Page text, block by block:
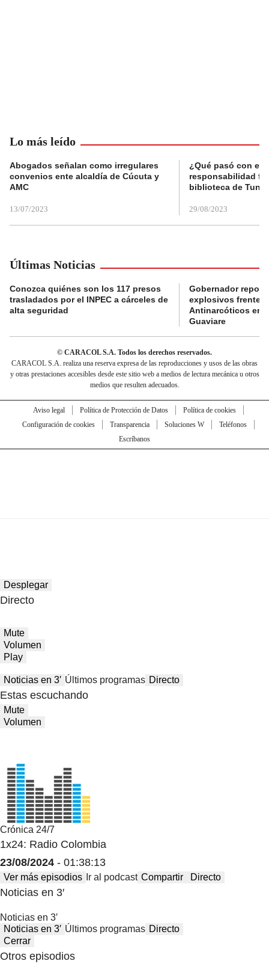
Lo más leído
Abogados señalan como irregulares
convenios ente alcaldía de Cúcuta y
AMC
13/07/2023
¿Qué pasó con el
responsabilidad
biblioteca de
29/08/2023
Últimas Noticias
Conozca quiénes son los 117 presos
trasladados por el INPEC a cárceles de
alta seguridad
Gobernador
explosivos frente a
Antinarcóticos en
Guaviare
© CARACOL S.A. Todos los derechos reservados.
CARACOL S.A. realiza una reserva expresa de las reproducciones y usos de las obras
y otras prestaciones accesibles desde este sitio web a medios de lectura mecánica u otros
medios que resulten adecuados.
Aviso legal Política de Protección de Datos
Política de cookies
Configuración de cookies
Transparencia Soluciones W
Teléfonos
Escríbanos
Desplegar
Directo
Mute
Volumen
Play
Noticias en 3′ Últimos programas Directo
Estas escuchando
Mute
Volumen
Crónica 24/7
1x24: Radio Colombia
23/08/2024 - 01:38:13
Ver más episodios Ir al podcast Compartir Directo
Noticias en 3′
Noticias en 3′
Noticias en 3′ Últimos programas Directo
Cerrar
Otros episodios